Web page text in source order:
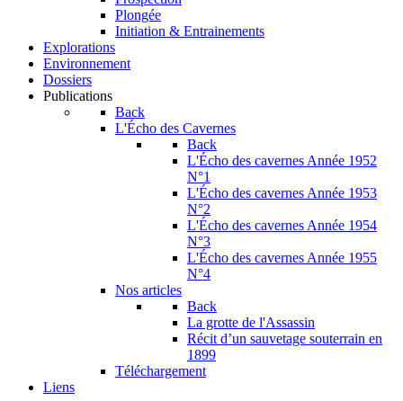
Plongée
Initiation & Entrainements
Explorations
Environnement
Dossiers
Publications
Back
L'Écho des Cavernes
Back
L'Écho des cavernes Année 1952
N°1
L'Écho des cavernes Année 1953
N°2
L'Écho des cavernes Année 1954
N°3
L'Écho des cavernes Année 1955
N°4
Nos articles
Back
La grotte de l'Assassin
Récit d’un sauvetage souterrain en
1899
Téléchargement
Liens